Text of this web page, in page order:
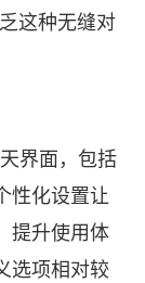
这种无缝对
界面，包括
性化设置让
提升使用体
选项相对较